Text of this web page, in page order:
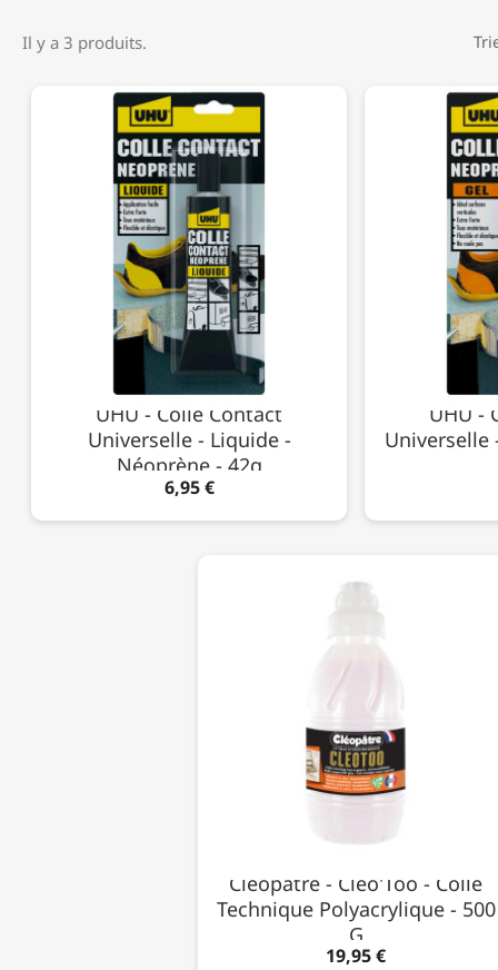
Il y a 3 produits.
UHU - Colle Contact
Universelle - Liquide -
Néoprène - 42g
6,95 €
UHU -
Universelle
Cléopâtre - Cléo'Too - Colle
Technique Polyacrylique - 500
G
19,95 €